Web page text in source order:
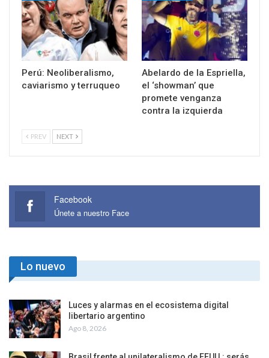
Perú: Neoliberalismo,
caviarismo y terruqueo
Abelardo de la Espriella,
el ‘showman’ que
promete venganza
contra la izquierda
PREV NEXT
Facebook
Únete a nuestro Face
Lo nuevo
Luces y alarmas en el ecosistema digital
libertario argentino
Ago 8, 2026